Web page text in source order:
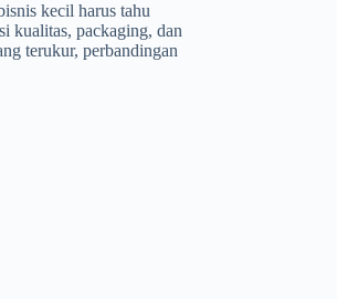
kecil harus tahu
kualitas, packaging, dan
terukur, perbandingan